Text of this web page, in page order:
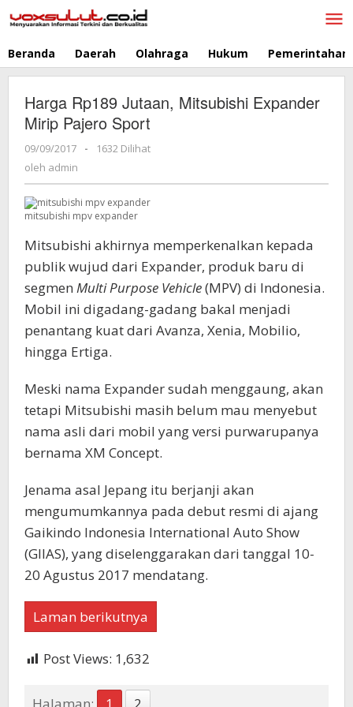
ke
Beranda Daerah Olahraga Hukum Pemerintahan
Harga Rp189 Jutaan, Mitsubishi Expander
Mirip Pajero Sport
09/09/2017
oleh
-
1632 Dilihat
oleh admin
mitsubishi mpv expander
Mitsubishi akhirnya memperkenalkan kepada
publik wujud dari Expander, produk baru di
segmen Multi Purpose Vehicle(MPV) di Indonesia.
Mobil ini digadang-gadang bakal menjadi
penantang kuat dari Avanza, Xenia, Mobilio,
hingga Ertiga.
Meski nama Expander sudah menggaung, akan
tetapi Mitsubishi masih belum mau menyebut
nama asli dari mobil yang versi purwarupanya
bernama XM Concept.
Jenama asal Jepang itu berjanji akan
mengumumkannya pada debut resmi di ajang
Gaikindo Indonesia International Auto Show
(GIIAS), yang diselenggarakan dari tanggal 10-
20 Agustus 2017 mendatang.
Laman berikutnya
Post Views: 1,632